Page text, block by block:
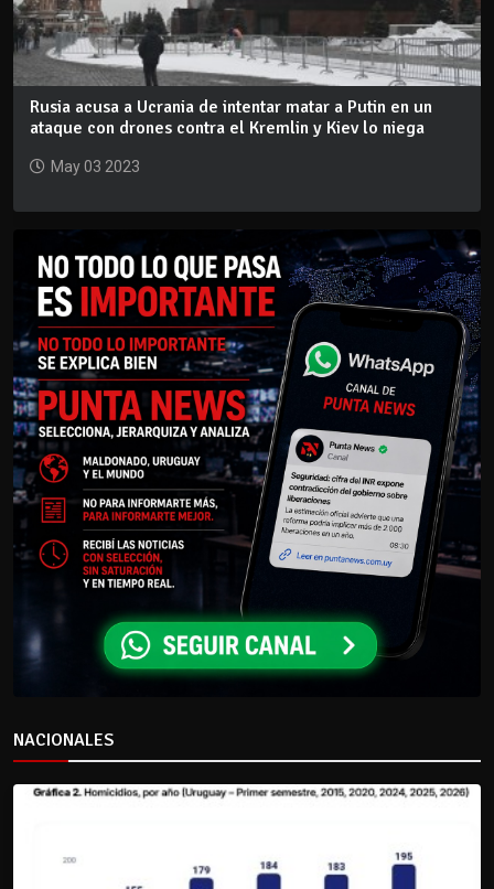
Rusia acusa a Ucrania de intentar matar a Putin en un
ataque con drones contra el Kremlin y Kiev lo niega
May 03 2023
NACIONALES